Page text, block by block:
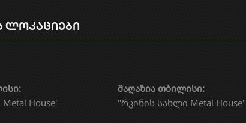
მაღაზია თბილისი:
"რკინის სახლი Metal House"
House"
ლოკაციები